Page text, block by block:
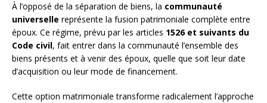
À l’opposé de la séparation de biens, la communauté
universelle représente la fusion patrimoniale complète entre
époux. Ce régime, prévu par les articles 1526 et suivants du
Code civil, fait entrer dans la communauté l’ensemble des
biens présents et à venir des époux, quelle que soit leur date
d’acquisition ou leur mode de financement.
Cette option matrimoniale transforme radicalement l’approche